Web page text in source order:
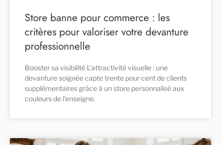
Store banne pour commerce : les
critères pour valoriser votre devanture
professionnelle
Booster sa visibilité L’attractivité visuelle : une
devanture soignée capte trente pour cent de clients
supplémentaires grâce à un store personnalisé aux
couleurs de l’enseigne.